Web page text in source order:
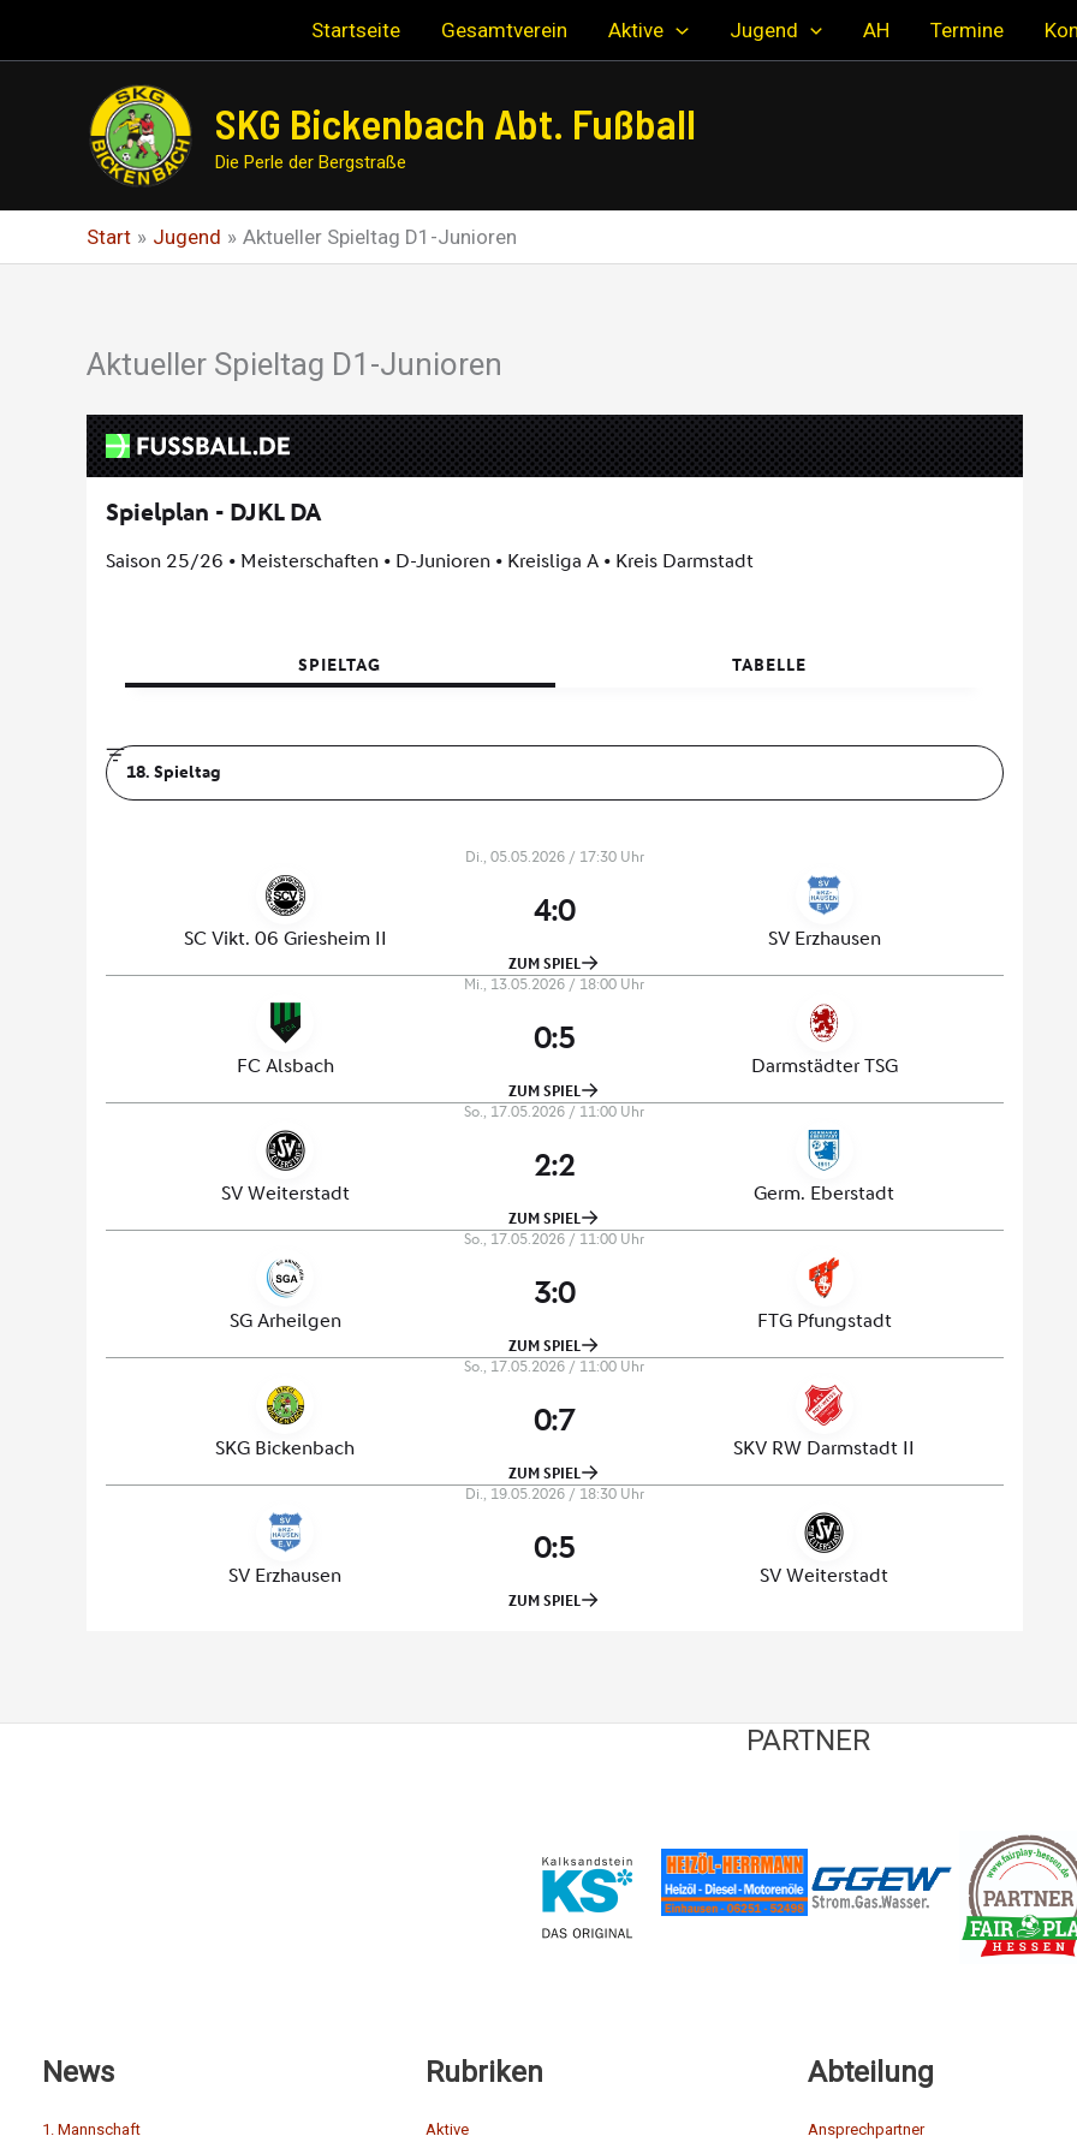
Startseite Gesamtverein Aktive Jugend AH Termine
SKG Bickenbach Abt. Fußball
Die Perle der Bergstraße
Start Jugend Aktueller Spieltag D1-Junioren
Aktueller Spieltag D1-Junioren
PARTNER
News
1. Mannschaft
Rubriken
Aktive
Abteilung
Ansprechpartner